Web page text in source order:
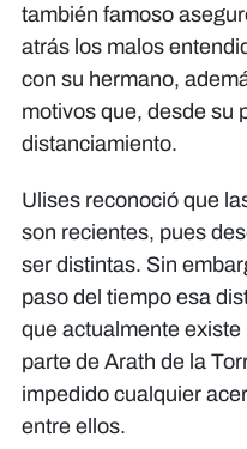
también famoso
atrás los malos
con su hermano,
motivos que, desde su
distanciamiento.
Ulises reconoció que
son recientes, pues
ser distintas. Sin
paso del tiempo esa
que actualmente
parte de Arath de la
impedido cualquier
entre ellos.